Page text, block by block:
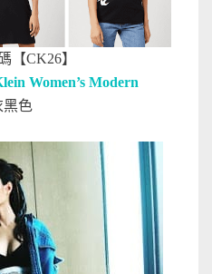
【CK26】
Women’s Modern
黑色